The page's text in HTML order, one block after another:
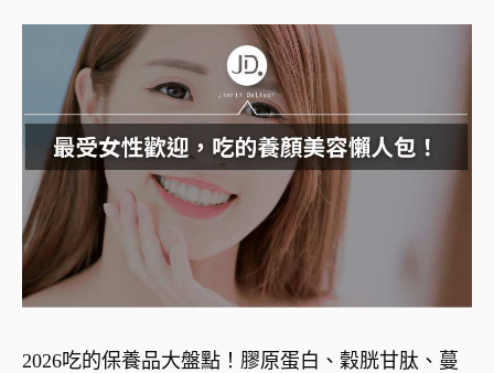
2026吃的保養品大盤點！膠原蛋白、穀胱甘肽、蔓